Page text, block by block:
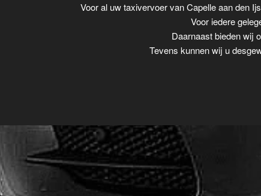
Voor al uw taxivervoer van Capelle aan den
Voor iedere
Daarnaast bieden wij
Tevens kunnen wij u